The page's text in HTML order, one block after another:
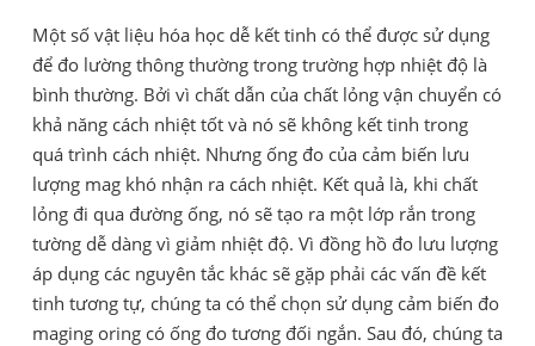
Một số vật liệu hóa học dễ kết tinh có thể được sử dụng
để đo lường thông thường trong trường hợp nhiệt độ là
bình thường. Bởi vì chất dẫn của chất lỏng vận chuyển có
khả năng cách nhiệt tốt và nó sẽ không kết tinh trong
quá trình cách nhiệt. Nhưng ống đo của cảm biến lưu
lượng mag khó nhận ra cách nhiệt. Kết quả là, khi chất
lỏng đi qua đường ống, nó sẽ tạo ra một lớp rắn trong
tường dễ dàng vì giảm nhiệt độ. Vì đồng hồ đo lưu lượng
áp dụng các nguyên tắc khác sẽ gặp phải các vấn đề kết
tinh tương tự, chúng ta có thể chọn sử dụng cảm biến đo
maging oring có ống đo tương đối ngắn. Sau đó, chúng ta